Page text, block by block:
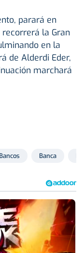
parará en
la Gran
en la
de Alderdi Eder,
marchará
Bancos Banca